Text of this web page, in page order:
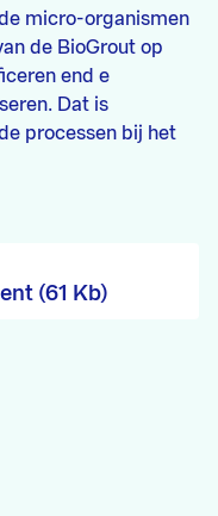
micro-organismen
de BioGrout op
end e
Dat is
processen bij het
(61 Kb)